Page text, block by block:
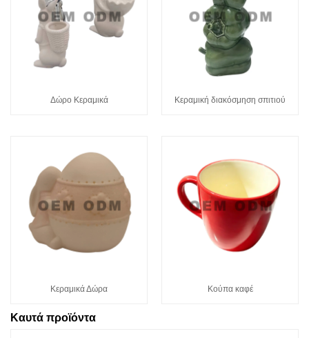
Δώρο Κεραμικά Κεραμική διακόσμηση σπιτιού
Κεραμικά Δώρα Κούπα καφέ
Καυτά προϊόντα